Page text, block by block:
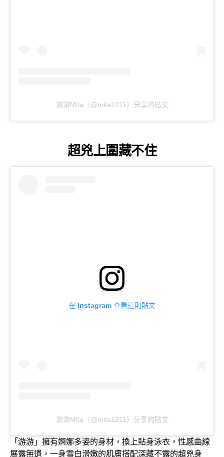
游游Mita（@mita1211）分享的貼文
超兇上圍藏不住
在 Instagram 查看這則貼文
游游Mita（@mita1211）分享的貼文
「游游」擁有婀娜多姿的身材，換上貼身泳衣，性感曲線
展露無遺，一身雪白滑嫩的肌膚搭配深藏不露的超兇身